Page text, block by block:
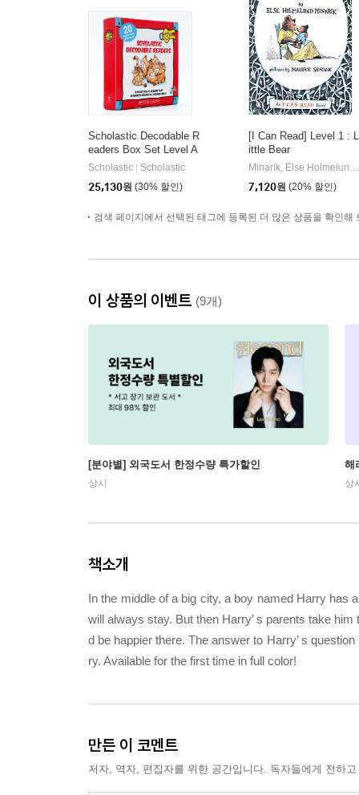
Scholastic Decodable R
eaders Box Set Level A
(StoryPlus QR코드)
Scholastic
Scholastic
25,130원 (30% 할인)
[I Can Read] Level 1 : L
ittle Bear
Minarik, Else Holmelund / Sendak, Maurice
7,120원 (20% 할인)
검색 페이지에서 선택된 태그에 등록된 더 많은 상품을 확인해
이 상품의 이벤트 (9개)
[분야별] 외국도서 한정수량 특가할인
상시
해
상
책소개
In the middle of a big city, a boy named Harry has
will always stay. But then Harry’ s parents take
d be happier there. The answer to Harry’ s
ry. Available for the first time in full color!
만든 이 코멘트
저자, 역자, 편집자를 위한 공간입니다. 독자들에게 전하